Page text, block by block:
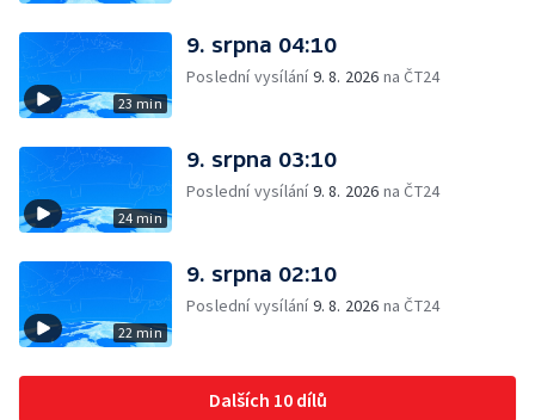
23 min
9. srpna 04:10
Poslední vysílání9. 8. 2026 na ČT24
24 min
9. srpna 03:10
Poslední vysílání9. 8. 2026 na ČT24
22 min
9. srpna 02:10
Poslední vysílání9. 8. 2026 na ČT24
Dalších 10 dílů